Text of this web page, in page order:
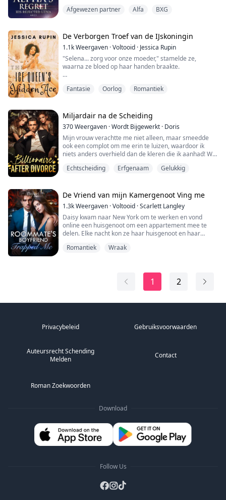
verbeterde hij zichzelf.
"Dan zal ik ervoor zorgen dat ik met andere wolvinnen
ben en ervoo...
Afgewezen partner Alfa BXG
De Verborgen Troef van de IJskoningin
1.1kWeergaven ·Voltooid · Jessica Rupin
"Selena... zorg voor onze moeder," stamelde ze,
waarna ze bloed op haar handen braakte.
verklaring, een brok vormde zich in haar keel.
intens pijn.
"Neeee!", gilde Selena toen ze haar tweelingzus zag
instorten, haar ogen wijd open en niet knipperend.
Selena neemt de rol van haar overleden twe...
Fantasie Oorlog Romantiek
Miljardair na de Scheiding
370Weergaven ·Wordt Bijgewerkt · Doris
Mijn vrouw verachtte me niet alleen, maar smeedde
ook een complot om me erin te luizen, waardoor ik
niets anders overhield dan de kleren die ik aanhad! Wat
figuur was die haar de afgelopen drie jaar in het
van diepe spijt toen ze de waarheid ...
Echtscheiding Erfgenaam Gelukkig
De Vriend van mijn Kamergenoot Ving me
1.3kWeergaven ·Voltooid ·Scarlett Langley
Daisy kwam naar New York om te werken en vond
online een huisgenoot om een appartement mee te
delen. Elke nacht kon ze haar huisgenoot en haar
vanuit haar kamer. Dit bereikte een breekpunt toen het
haar frustratie te uiten, opende de vriend van...
Romantiek Wraak
1 2
Privacybeleid Gebruiksvoorwaarden
Auteursrecht Schending
Melden
Contact
Roman Zoekwoorden
Download
Follow Us